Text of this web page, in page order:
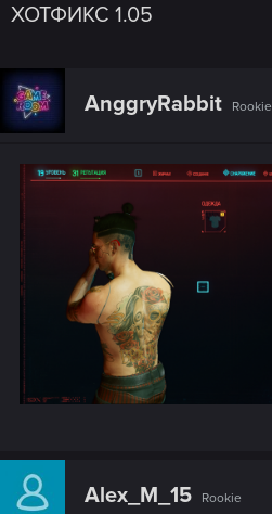
ХОТФИКС 1.05
AnggryRabbit Rookie
Alex_M_15 Rookie